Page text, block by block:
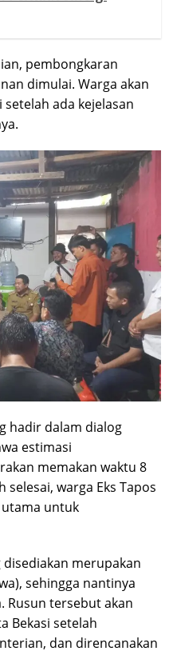
pembongkaran
dimulai. Warga akan
ada kejelasan
hadir dalam dialog
estimasi
memakan waktu 8
warga Eks Tapos
untuk
merupakan
sehingga nantinya
Rusun tersebut akan
Bekasi setelah
dan direncanakan